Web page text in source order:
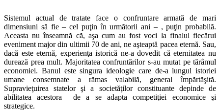
Sistemul actual de tratate face o confruntare armată de mari
dimensiuni să fie – cel puţin în următorii ani – , puţin probabilă.
Aceasta nu înseamnă că, aşa cum au fost voci la finalul fiecărui
eveniment major din ultimii 70 de ani, ne aşteaptă pacea eternă. Sau,
dacă este eternă, experienţa istorică ne-a dovedit că eternitatea nu
durează prea mult. Majoritatea confruntărilor s-au mutat pe tărâmul
economiei. Banul este singura ideologie care de-a lungul istoriei
umane consemnate a rămas valabilă, general împărtăşită.
Supravieţuirea statelor şi a societăţilor constituante depinde de
abilitatea acestora de a se adapta competiţiei economice şi
strategice.